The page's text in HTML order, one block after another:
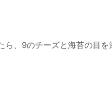
、9のチーズと海苔の目